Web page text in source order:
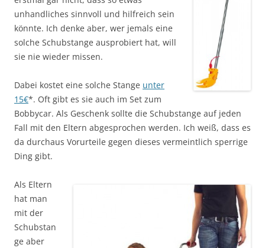
unhandliches sinnvoll und hilfreich sein
könnte. Ich denke aber, wer jemals eine
solche Schubstange ausprobiert hat, will
sie nie wieder missen.
Dabei kostet eine solche Stange unter
15€*. Oft gibt es sie auch im Set zum
Bobbycar. Als Geschenk sollte die Schubstange auf jeden
Fall mit den Eltern abgesprochen werden. Ich weiß, dass es
da durchaus Vorurteile gegen dieses vermeintlich sperrige
Ding gibt.
Als Eltern
hat man
mit der
Schubstan
ge aber